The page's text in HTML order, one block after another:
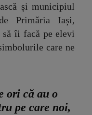
și municipiul
Primăria Iași,
îi facă pe elevi
care ne
ori că au o
pe care noi,